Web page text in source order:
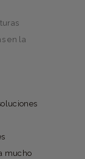
en la
mucho